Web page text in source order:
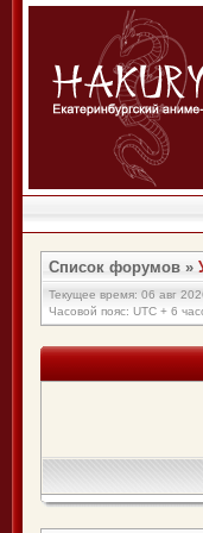
Список форумов »
Текущее время: 06 авг
Часовой пояс: UTC + 6